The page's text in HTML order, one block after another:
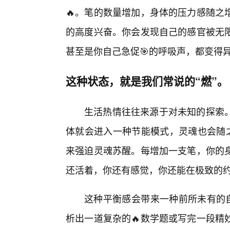
🔥。笔的数量增加，身体的压力感随
的高度兴奋。你会发现自己的感官被
甚至是你自己急促🎯的呼吸声，都变得
这种状态，就是我们常说的“燃”。
生活热情往往来源于对未知的探
体就会进入一种节能模式，灵魂也会
来强迫灵魂苏醒。每增加一支笔，你
还活着，你还有感觉，你还能在极致的
这种平衡感会带来一种前所未有的
析出一道复杂的🔥数学题或写完一段